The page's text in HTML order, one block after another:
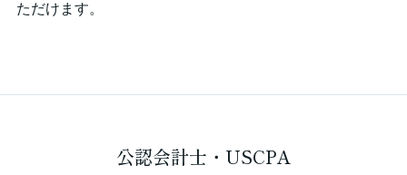
ただけます。
公認会計士・USCPA